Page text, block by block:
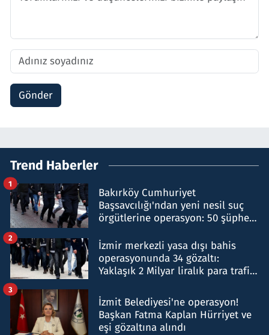
Gönder
Trend Haberler
Bakırköy Cumhuriyet
Başsavcılığı'ndan yeni nesil suç
örgütlerine operasyon: 50 şüpheli
1
İzmir merkezli yasa dışı bahis
operasyonunda 34 gözaltı:
Yaklaşık 2 Milyar liralık para trafiği
2
İzmit Belediyesi'ne operasyon!
Başkan Fatma Kaplan Hürriyet ve
eşi gözaltına alındı
3